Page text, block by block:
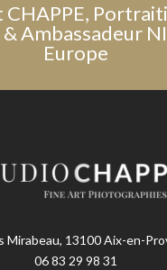
CHAPPE,
& Ambassadeur
Europe
Mirabeau, 13100 Aix-en-
06 83 29 98 31